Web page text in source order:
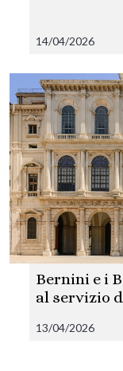
14/04/2026
Bernini e i
al servizio
13/04/2026